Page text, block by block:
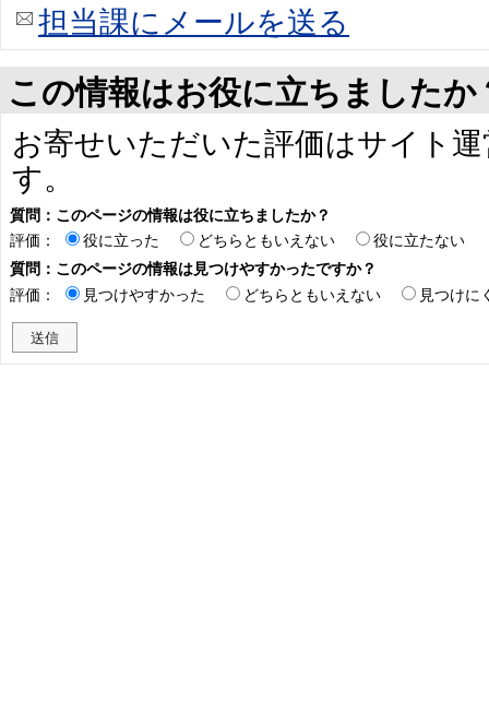
担当課にメールを送る
この情報はお役に立ちましたか
お寄せいただいた評価はサイト
す。
質問：このページの情報は役に立ちましたか？
評価：
役に立った どちらともいえない
役に立たない
質問：このページの情報は見つけやすかったですか？
評価：
見つけやすかった どちらともいえない 見つけに